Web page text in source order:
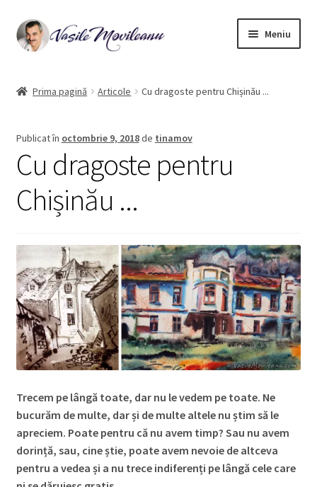
Sari
la
Sari
la
Meniu
Contact
Prima pagină Articole Cu dragoste pentru Chișinău ...
Publicat în octombrie 9, 2018de tinamov
Cu dragoste pentru
Chișinău ...
Trecem pe lângă toate, dar nu le vedem pe toate. Ne
bucurăm de multe, dar și de multe altele nu știm să le
apreciem. Poate pentru că nu avem timp? Sau nu avem
dorință, sau, cine știe, poate avem nevoie de altceva
pentru a vedea și a nu trece indiferenți pe lângă cele care